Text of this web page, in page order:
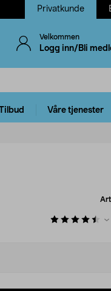
Privatkunde
Velkommen
Logg inn/Bli
Våre tjenester